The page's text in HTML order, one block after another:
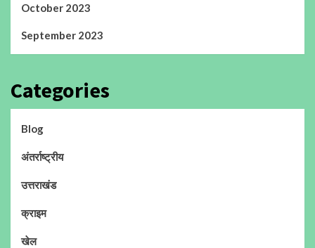
October 2023
September 2023
Categories
Blog
अंतर्राष्ट्रीय
उत्तराखंड
क्राइम
खेल